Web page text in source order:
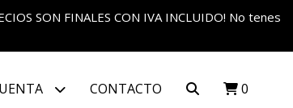
SON FINALES CON IVA INCLUIDO! No tenes
CONTACTO 0